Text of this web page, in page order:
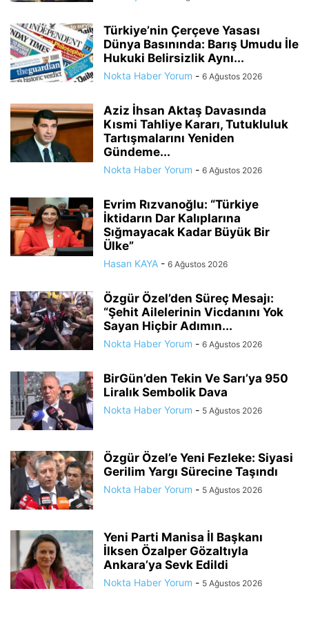
Türkiye’nin Çerçeve Yasası
Dünya Basınında: Barış Umudu İle
Hukuki Belirsizlik Aynı...
Nokta Haber Yorum - 6 Ağustos 2026
Aziz İhsan Aktaş Davasında
Kısmi Tahliye Kararı, Tutukluluk
Tartışmalarını Yeniden
Gündeme...
Nokta Haber Yorum - 6 Ağustos 2026
Evrim Rızvanoğlu: “Türkiye
İktidarın Dar Kalıplarına
Sığmayacak Kadar Büyük Bir
Ülke”
Hasan KAYA - 6 Ağustos 2026
Özgür Özel’den Süreç Mesajı:
“Şehit Ailelerinin Vicdanını Yok
Sayan Hiçbir Adımın...
Nokta Haber Yorum - 6 Ağustos 2026
BirGün’den Tekin Ve Sarı’ya 950
Liralık Sembolik Dava
Nokta Haber Yorum - 5 Ağustos 2026
Özgür Özel’e Yeni Fezleke: Siyasi
Gerilim Yargı Sürecine Taşındı
Nokta Haber Yorum - 5 Ağustos 2026
Yeni Parti Manisa İl Başkanı
İlksen Özalper Gözaltıyla
Ankara’ya Sevk Edildi
Nokta Haber Yorum - 5 Ağustos 2026